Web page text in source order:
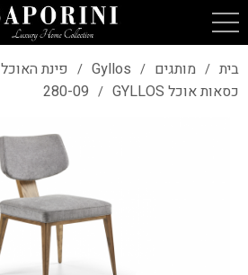
בית / מותגים /
Gyllos
/ פינת האוכל GYLLOS
כסאות אוכל GYLLOS /
280-09